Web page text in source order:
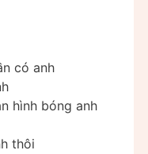
có anh
hình bóng anh
thôi